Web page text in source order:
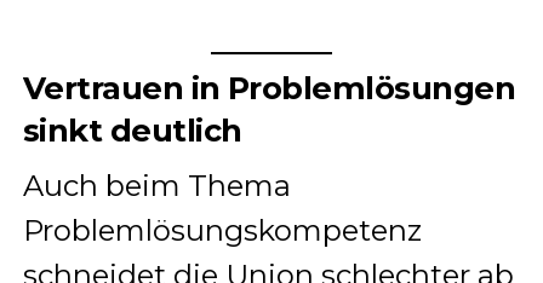
Vertrauen in Problemlösungen
sinkt deutlich
Auch beim Thema
Problemlösungskompetenz
schneidet die Union schlechter ab